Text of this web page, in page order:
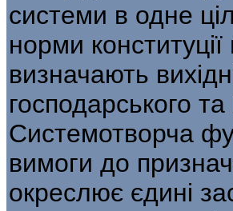
системи в одне
норми
визначають
господарського
Системотворча
вимоги до
окреслює єдині